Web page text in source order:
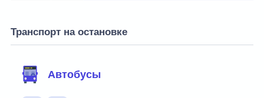
Транспорт на остановке
Автобусы